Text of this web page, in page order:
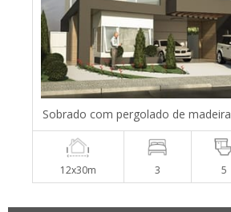
Sobrado com pergolado de madeira
12x30m 3 5